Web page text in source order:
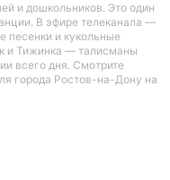
и дошкольников. Это один
В эфире телеканала —
песенки и кукольные
и Тижинка — талисманы
всего дня. Смотрите
города Ростов-на-Дону на